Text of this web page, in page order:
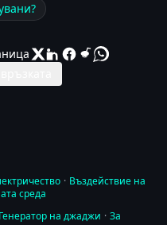
· Въздействие на
среда
Генератор на джаджи · За